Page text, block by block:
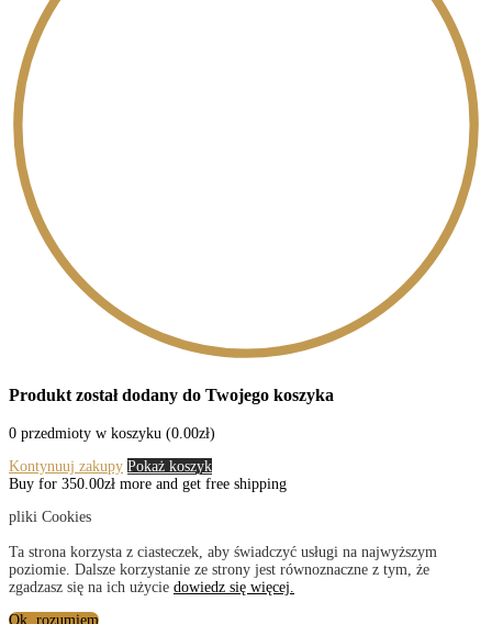
Produkt został dodany do Twojego koszyka
0 przedmioty w koszyku (0.00zł)
Kontynuuj zakupy Pokaż koszyk
Buy for 350.00zł more and get free shipping
pliki Cookies
Ta strona korzysta z ciasteczek, aby świadczyć usługi na najwyższym
poziomie. Dalsze korzystanie ze strony jest równoznaczne z tym, że
zgadzasz się na ich użycie dowiedz się więcej.
Ok, rozumiem